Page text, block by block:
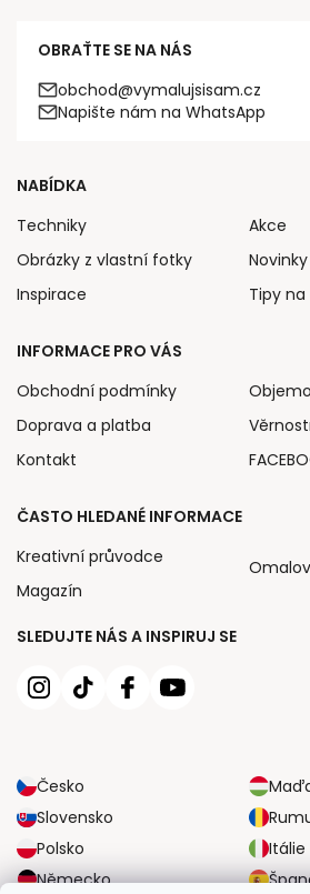
OBRAŤTE SE NA NÁS
obchod@vymalujsisam.cz
Napište nám na WhatsApp
SLEDUJTE NÁS A INSPIRUJ SE
Česko
Slovensko
Polsko
Itálie
Německo
NABÍDKA
Techniky
Obrázky z vlastní fotky
Inspirace
Akce
Novinky
Tipy
INFORMACE PRO VÁS
Obchodní podmínky
Doprava a platba
Kontakt
ČASTO HLEDANÉ INFORMACE
Kreativní průvodce
Magazín